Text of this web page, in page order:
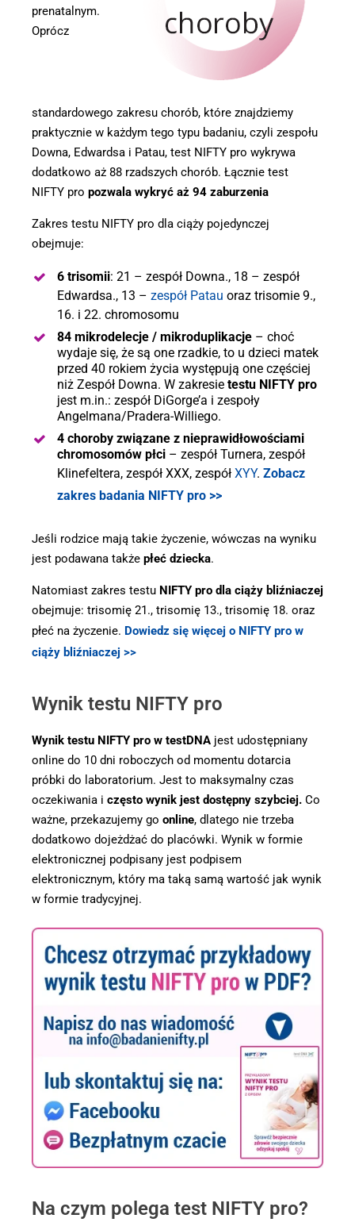
prenatalnym.
Oprócz
standardowego zakresu chorób, które znajdziemy
praktycznie w każdym tego typu badaniu, czyli zespołu
Downa, Edwardsa i Patau, test NIFTY pro wykrywa
dodatkowo aż 88 rzadszych chorób. Łącznie test
NIFTY pro pozwala wykryć aż 94 zaburzenia
Zakres testu NIFTY pro dla ciąży pojedynczej
obejmuje:
6 trisomii: 21 – zespół Downa., 18 – zespół
Edwardsa., 13 – zespół Patau oraz trisomie 9.,
16. i 22. chromosomu
84 mikrodelecje / mikroduplikacje – choć
wydaje się, że są one rzadkie, to u dzieci matek
przed 40 rokiem życia występują one częściej
niż Zespół Downa. W zakresie testu NIFTY pro
jest m.in.: zespół DiGorge’a i zespoły
Angelmana/Pradera-Williego.
4 choroby związane z nieprawidłowościami
chromosomów płci – zespół Turnera, zespół
Klinefeltera, zespół XXX, zespół XYY. Zobacz
zakres badania NIFTY pro >>
Jeśli rodzice mają takie życzenie, wówczas na wyniku
jest podawana także płeć dziecka.
Natomiast zakres testu NIFTY pro dla ciąży bliźniaczej
obejmuje: trisomię 21., trisomię 13., trisomię 18. oraz
płeć na życzenie. Dowiedz się więcej o NIFTY pro w
ciąży bliźniaczej >>
Wynik testu NIFTY pro
Wynik testu NIFTY pro w testDNA jest udostępniany
online do 10 dni roboczych od momentu dotarcia
próbki do laboratorium. Jest to maksymalny czas
oczekiwania i często wynik jest dostępny szybciej. Co
ważne, przekazujemy go online, dlatego nie trzeba
dodatkowo dojeżdżać do placówki. Wynik w formie
elektronicznej podpisany jest podpisem
elektronicznym, który ma taką samą wartość jak wynik
w formie tradycyjnej.
Na czym polega test NIFTY pro?